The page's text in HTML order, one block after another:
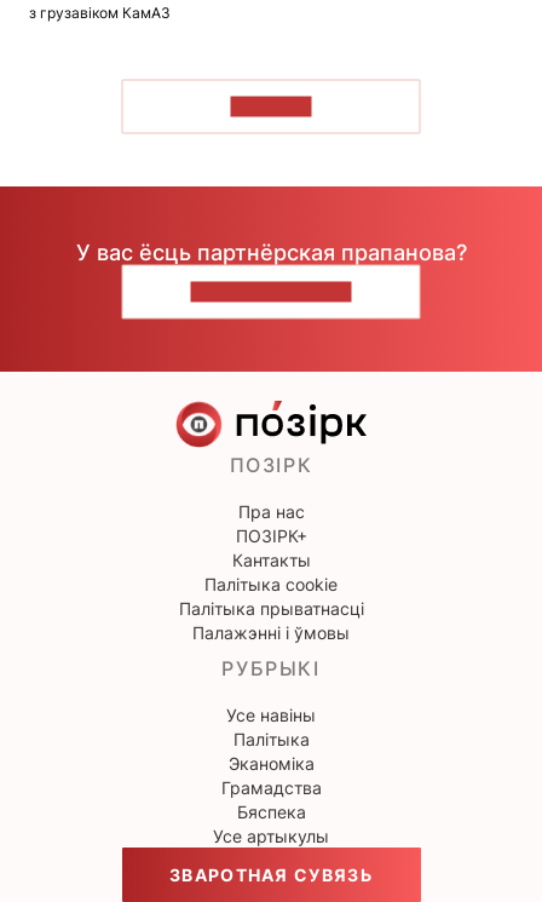
з грузавіком КамАЗ
У вас ёсць партнёрская прапанова?
ПОЗІРК
Пра нас
ПОЗІРК+
Кантакты
Палітыка cookie
Палітыка прыватнасці
Палажэнні і ўмовы
РУБРЫКІ
Усе навіны
Палітыка
Эканоміка
Грамадства
Бяспека
Усе артыкулы
ЗВАРОТНАЯ СУВЯЗЬ